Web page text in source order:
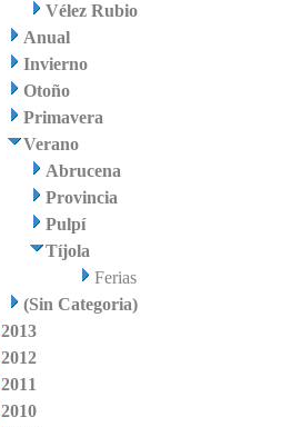
Vélez Rubio
Anual
Invierno
Otoño
Primavera
Verano
Abrucena
Provincia
Pulpí
Tíjola
Ferias
(Sin Categoria)
2013
2012
2011
2010